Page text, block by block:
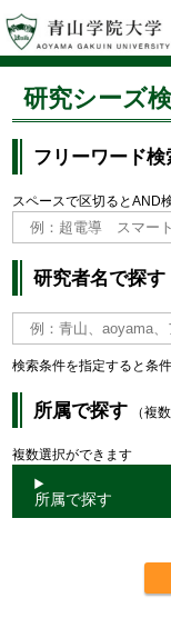
研究シーズ
フリーワード検
スペースで区切るとAND
研究者名で探す
検索条件を指定すると条
所属で探す （複
複数選択ができます
所属で探す